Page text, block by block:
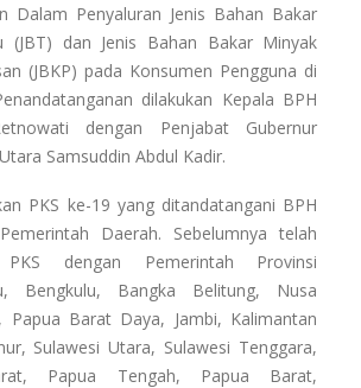
Dalam Penyaluran Jenis Bahan Bakar
(JBT) dan Jenis Bahan Bakar Minyak
(JBKP) pada Konsumen Pengguna di
dilakukan Kepala BPH
dengan Penjabat Gubernur
Samsuddin Abdul Kadir.
PKS ke-19 yang ditandatangani BPH
Daerah. Sebelumnya telah
PKS dengan Pemerintah Provinsi
Bengkulu, Bangka Belitung, Nusa
Papua Barat Daya, Jambi, Kalimantan
Sulawesi Utara, Sulawesi Tenggara,
Papua Tengah, Papua Barat,